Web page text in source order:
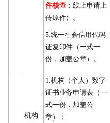
件核查 ；线上申请上
传原件）。
5.统一社会信用代码
证复印件（一式一
份，加盖公章）。
机构
1.机构（个人）数字
证书业务申请表（一
式一份，加盖公
章）；